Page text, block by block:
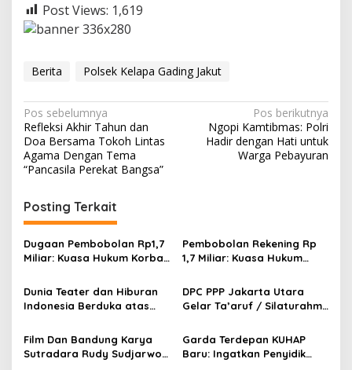
Post Views: 1,619
Berita Polsek Kelapa Gading Jakut
N
a
v
i
g
a
s
i
p
o
s
Pos sebelumnya
Refleksi Akhir Tahun dan
Doa Bersama Tokoh Lintas
Agama Dengan Tema
“Pancasila Perekat Bangsa”
Pos berikutnya
Ngopi Kamtibmas: Polri
Hadir dengan Hati untuk
Warga Pebayuran
Posting Terkait
Dugaan Pembobolan Rp1,7
Miliar: Kuasa Hukum Korban
Keterlibatan Internal Bank
Aladin Syariah
Pembobolan Rekening Rp
1,7 Miliar: Kuasa Hukum
Pihak Internal Bank Aladin
Syariah
Dunia Teater dan Hiburan
Indonesia Berduka atas
Diding Boneng
DPC PPP Jakarta Utara
Gelar Ta’aruf / Silaturahmi
Pengurus Baru, Fokus
Konsolidasi Jelang
Musancab 13 September
Film Dan Bandung Karya
Sutradara Rudy Sudjarwo:
Garda Terdepan KUHAP
Baru: Ingatkan Penyidik